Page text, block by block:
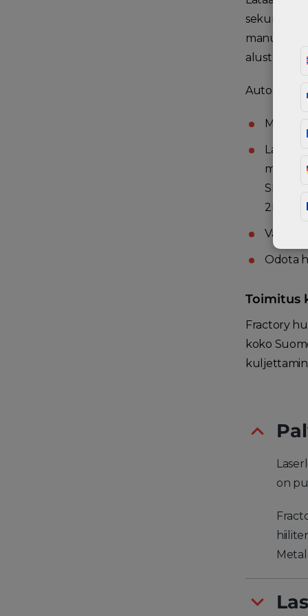
alustan
Mene
Lataa
mallit
2D-
Valitse
Odota
Toimitus
Fractory
koko
on